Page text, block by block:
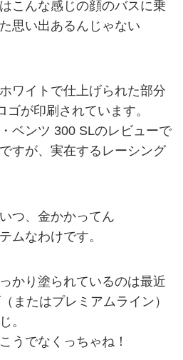
こんな感じの顔のバスに乗
思い出あるんじゃない
ワイトで仕上げられた部分
が印刷されています。
ベンツ 300 SLのレビューで
すが、実在するレーシング
つ、金かかってん
ムなわけです。
かり塗られているのは最近
またはプレミアムライン）
。
うでなくっちゃね！